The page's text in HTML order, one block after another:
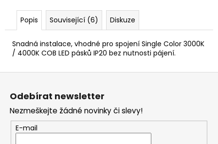
Popis Související (6) Diskuze
Snadná instalace, vhodné pro spojení Single Color 3000K
/ 4000K COB LED pásků IP20 bez nutnosti pájení.
Odebírat newsletter
Nezmeškejte žádné novinky či slevy!
E-mail